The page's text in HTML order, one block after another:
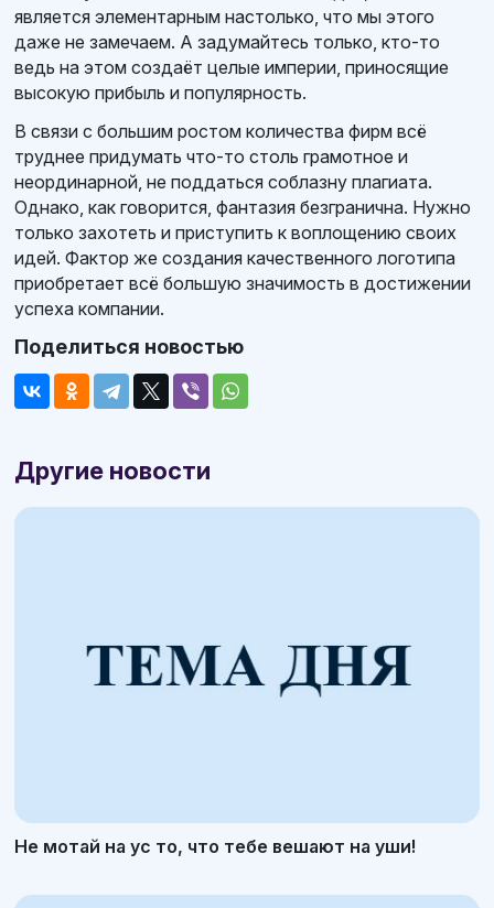
является элементарным настолько, что мы этого
даже не замечаем. А задумайтесь только, кто-то
ведь на этом создаёт целые империи, приносящие
высокую прибыль и популярность.
В связи с большим ростом количества фирм всё
труднее придумать что-то столь грамотное и
неординарной, не поддаться соблазну плагиата.
Однако, как говорится, фантазия безгранична. Нужно
только захотеть и приступить к воплощению своих
идей. Фактор же создания качественного логотипа
приобретает всё большую значимость в достижении
успеха компании.
Поделиться новостью
Другие новости
Не мотай на ус то, что тебе вешают на уши!